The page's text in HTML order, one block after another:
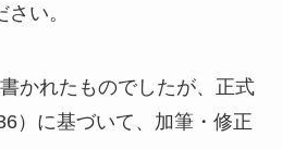
い。
かれたものでしたが、正式
）に基づいて、加筆・修正